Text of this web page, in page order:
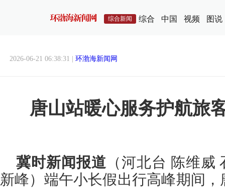
综合新闻 综合 中国 视频 图说
2026-06-21 06:38:31 | 环渤海新闻网
唐山站暖心服务护航旅
冀时新闻报道 （河北台 陈维
新峰）端午小长假出行高峰期间